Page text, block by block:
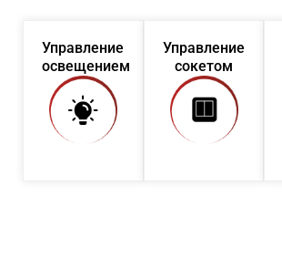
Управление
освещением
Управление
сокетом